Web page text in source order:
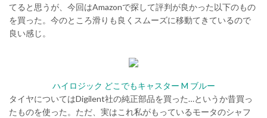
てると思うが、今回はAmazonで探して評判が良かった以下のもの
を買った。今のところ滑りも良くスムーズに移動てきているので
良い感じ。
ハイロジック どこでもキャスター M ブルー
タイヤについてはDigilent社の純正部品を買った…というか昔買っ
たものを使った。ただ、実はこれ私がもっているモータのシャフ